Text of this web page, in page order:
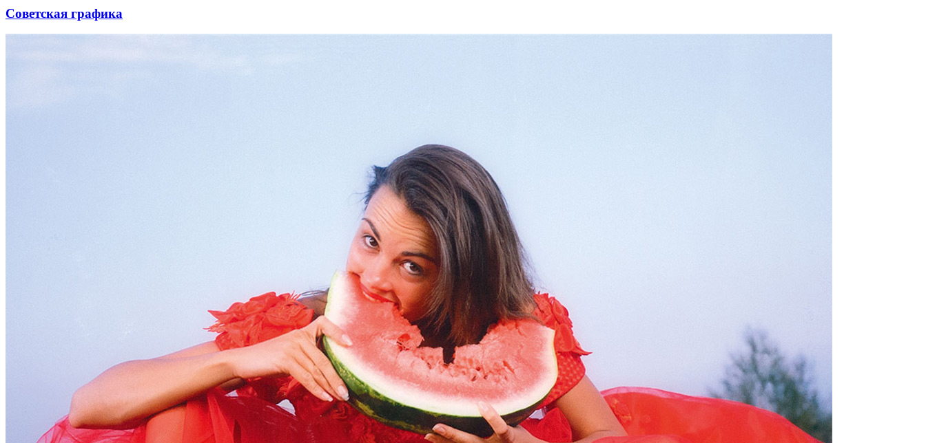
Советская графика